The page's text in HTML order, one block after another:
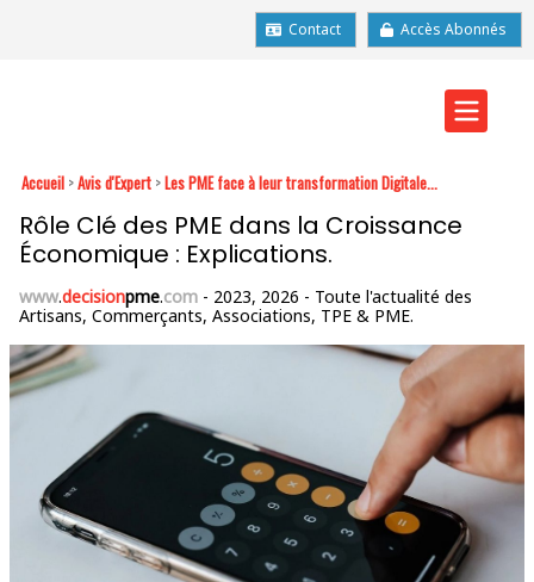
Contact Accès Abonnés
Accueil >Avis d'Expert >Les PME face à leur transformation Digitale...
Rôle Clé des PME dans la Croissance
Économique : Explications.
www.decisionpme.com - 2023, 2026 - Toute l'actualité des
Artisans, Commerçants, Associations, TPE & PME.